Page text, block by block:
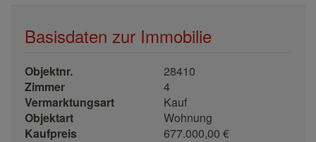
Basisdaten zur Immobilie
Objektnr.
28410
Zimmer
4
Vermarktungsart
Kauf
Objektart
Wohnung
Kaufpreis
677.000,00 €